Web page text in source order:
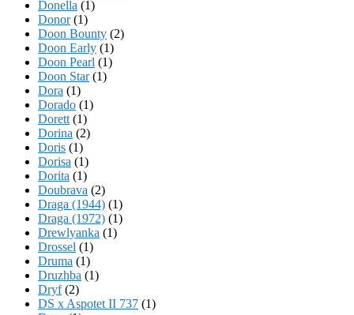
Donella (1)
Donor(1)
Doon Bounty (2)
Doon Early (1)
Doon Pearl (1)
Doon Star(1)
Dora (1)
Dorado (1)
Dorett (1)
Dorina (2)
Doris (1)
Dorisa (1)
Dorita (1)
Doubrava (2)
Draga (1944) (1)
Draga (1972) (1)
Drewlyanka (1)
Drossel (1)
Druma (1)
Druzhba (1)
Dryf(2)
DS x Aspotet II 737 (1)